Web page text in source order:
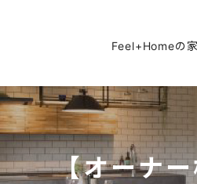
Feel+Homeの
【オーナ